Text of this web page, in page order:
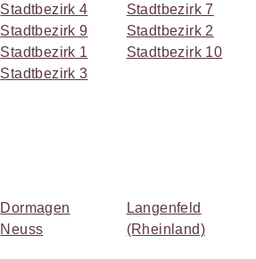
Stadtbezirk 4
Stadtbezirk 9
Stadtbezirk 1
Stadtbezirk 3
Stadtbezirk 7
Stadtbezirk 2
Stadtbezirk 10
Dormagen
Neuss
Langenfeld
(Rheinland)